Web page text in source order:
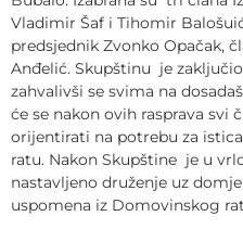
Vladimir Šaf i Tihomir
predsjednik Zvonko Opačak,
Anđelić. Skupštinu je
zahvalivši se svima na
će se nakon ovih rasprava svi
orijentirati na potrebu za
ratu. Nakon Skupštine je u
nastavljeno druženje uz
uspomena iz Domovinskog